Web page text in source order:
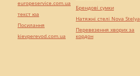
europeservice.com.ua
текст юа
Посилання
kievperevod.com.ua
Брендові сумки
Натяжні стелі Nova Stelya
Перевезення хворих за
кордон